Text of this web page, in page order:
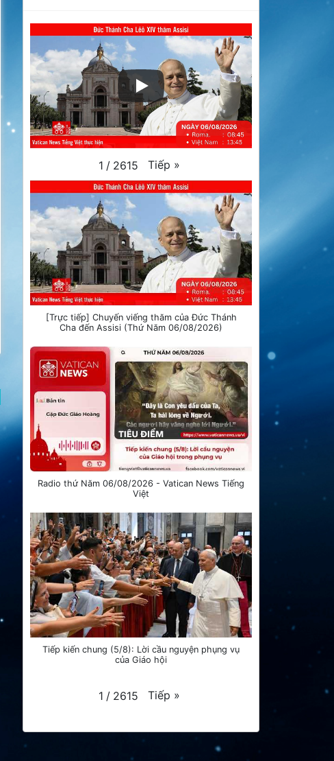
1 / 2615 Tiếp »
[Trực tiếp] Chuyến viếng thăm của Đức Thánh
Cha đến Assisi (Thứ Năm 06/08/2026)
Radio thứ Năm 06/08/2026 - Vatican News Tiếng
Việt
Tiếp kiến chung (5/8): Lời cầu nguyện phụng vụ
của Giáo hội
1 / 2615 Tiếp »